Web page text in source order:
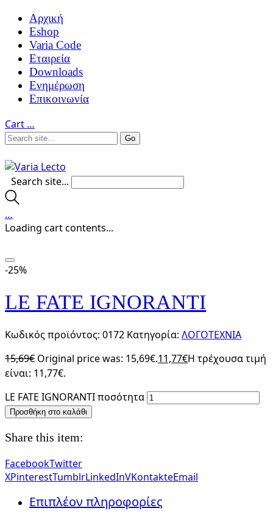
Αρχική
Eshop
Varia Code
Εταιρεία
Downloads
Ενημέρωση
Επικοινωνία
Cart …
Search site...
…
Loading cart contents...
-25%
LE FATE IGNORANTI
Κωδικός προϊόντος: 0172 Κατηγορία: ΛΟΓΟΤΕΧΝΙΑ
15,69€ Original price was: 15,69€.11,77€Η τρέχουσα τιμή
είναι: 11,77€.
LE FATE IGNORANTI ποσότητα
Προσθήκη στο καλάθι
Share this item:
FacebookTwitter
XPinterestTumblrLinkedInVKontakteEmail
Επιπλέον πληροφορίες